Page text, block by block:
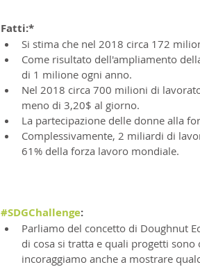
Fatti:*
Si stima che nel 2018 circa 172
Come risultato dell'ampliamento
di 1 milione ogni anno.
Nel 2018 circa 700 milioni di
meno di 3,20$ al giorno.
La partecipazione delle donne alla
Complessivamente, 2 miliardi di
61% della forza lavoro mondiale.
#SDGChallenge:
Parliamo del concetto di Doughnut
di cosa si tratta e quali progetti
incoraggiamo anche a mostrare